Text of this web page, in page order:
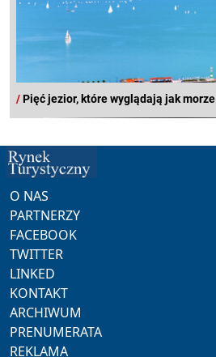
/Pięć jezior, które wyglądają jak morze
O NAS
PARTNERZY
FACEBOOK
TWITTER
LINKED
KONTAKT
ARCHIWUM
PRENUMERATA
REKLAMA